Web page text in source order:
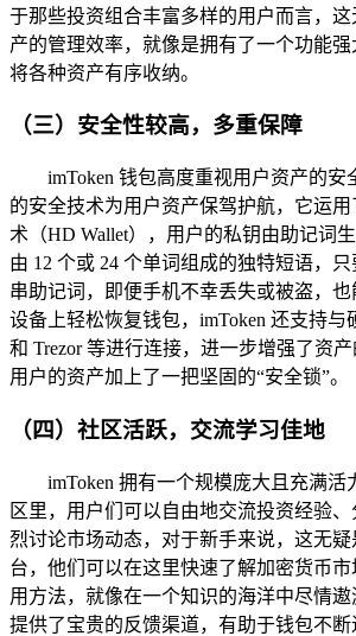
于那些投资组合丰富多样的用户而言，
产的管理效率，就像是拥有了一个功能强
将各种资产有序收纳。
（三）安全性较高，多重保障
imToken 钱包高度重视用户资产的
的安全技术为用户资产保驾护航，它运
术（HD Wallet），用户的私钥由助记词
由 12 个或 24 个单词组成的独特短语，
串助记词，即便手机不幸丢失或被盗，
设备上轻松恢复钱包，imToken 还支持与
和 Trezor 等进行连接，进一步增强了资
用户的资产加上了一把坚固的“安全锁”。
（四）社区活跃，交流学习佳地
imToken 拥有一个规模庞大且充满活
区里，用户们可以自由地交流投资经验
烈讨论市场动态，对于新手来说，这无
台，他们可以在这里快速了解加密货币
用方法，就像在一个知识的海洋中尽情
提供了宝贵的反馈渠道，有助于钱包不